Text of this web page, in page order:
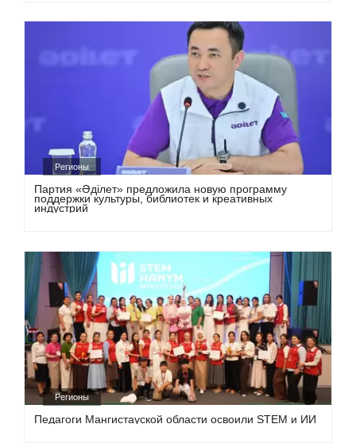
Регионы
Партия «Әділет» предложила новую программу
поддержки культуры, библиотек и креативных
индустрий
Регионы
Педагоги Мангистауской области освоили STEM и ИИ